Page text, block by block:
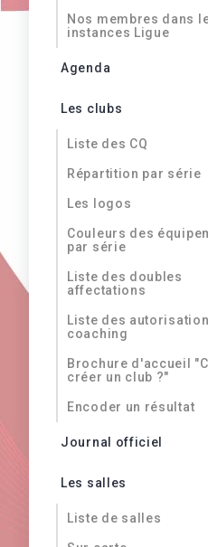
Nos membres dans
instances Ligue
Agenda
Les clubs
Liste des CQ
Répartition par série
Les logos
Couleurs des
par série
Liste des doubles
affectations
Liste des
coaching
Brochure d'accueil
créer un club ?"
Encoder un résultat
Journal officiel
Les salles
Liste de salles